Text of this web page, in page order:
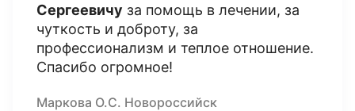
Сергеевичу за помощь в лечении, за
чуткость и доброту, за
профессионализм и теплое отношение.
Спасибо огромное!
Маркова О.С. Новороссийск